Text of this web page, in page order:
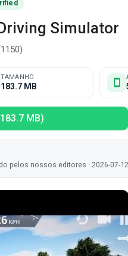
Simulator
1150)
TAMANHO
183.7 MB
MB)
pelos nossos editores · 2026-07-12